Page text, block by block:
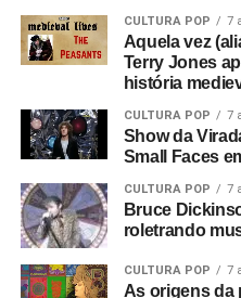
é o consumismo – o novo
algo local, mas dava a
estava acontecendo e que
Então você tem essa coisa
corporativo, e aí eu corto
Parece ótimo, bem
sentido político, tipo a
um underground cultural.
tudo isso lá fora.
CULTURA POP 7
Aquela vez
Terry Jones
história
CULTURA POP 7
Show da
Small Faces
CULTURA POP 7
Bruce
roletrando
CULTURA POP 7
As origens da